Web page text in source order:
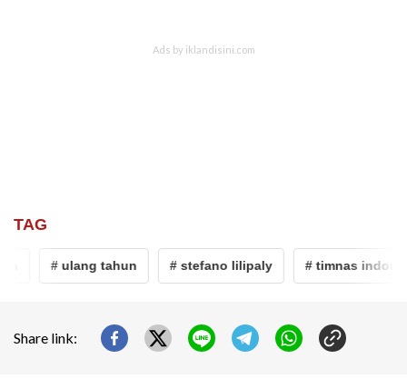
TAG
# ulang tahun # stefano lilipaly # timnas
Share link: